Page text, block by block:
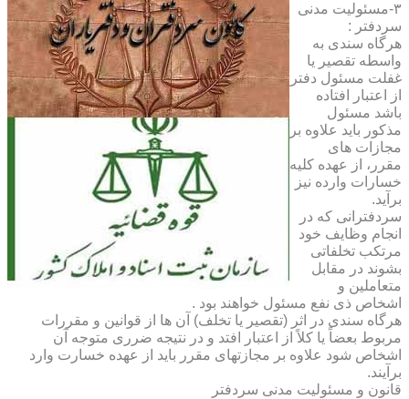
۳-مسئولیت مدنی
سردفتر :
هرگاه سندی به
واسطه تقصیر یا
غفلت مسئول دفتر
از اعتبار افتاده
باشد مسئول
مذکور باید علاوه بر
مجازات های
مقرر، از عهده کلیه
خسارات وارده نیز
برآید.
سردفترانی که در
انجام وظایف خود
مرتکب تخلفاتی
بشوند در مقابل
متعاملین و
اشخاص ذی نفع مسئول خواهند بود .
هرگاه سندی در اثر (تقصیر یا تخلف) آن ها از قوانین و مقررات
مربوط بعضاً یا کلاً از اعتبار افتد و در نتیجه ضرری متوجه آن
اشخاص شود علاوه بر مجازتهای مقرر باید از عهده خسارت وارد
برآیند.
قانون و مسئولیت مدنی سردفتر